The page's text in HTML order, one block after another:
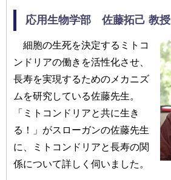
応用生物学部 佐藤拓己 教授
細胞の生死を決定するミトコ
ンドリアの働きを活性化させ、
長寿を実現するためのメカニズ
ムを研究している佐藤先生。
「ミトコンドリアと共に生き
る！」がスローガンの佐藤先生
に、ミトコンドリアと長寿の関
係について詳しく伺いました。